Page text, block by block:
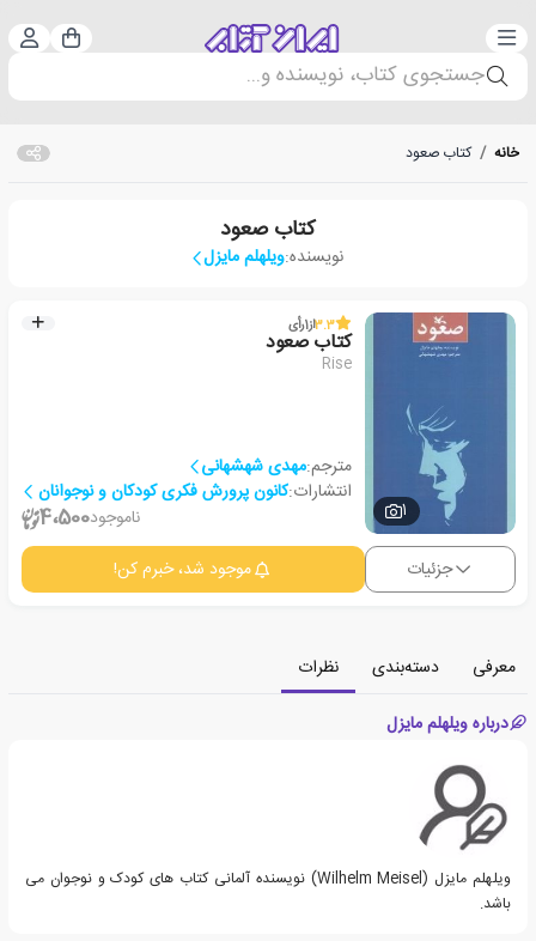
دسته‌بندی سبد
جستجوی کتاب، نویسنده و...
خانه / کتاب صعود
کتاب صعود
نویسنده:ویلهلم مایزل
1
3.3از1رأی
کتاب صعود
Rise
مترجم:مهدی شهشهانی
انتشارات:کانون پرورش فکری کودکان و نوجوانان
ناموجود4،500
جزئیات موجود شد، خبرم کن!
معرفی دسته‌بندی
نظرات
درباره ویلهلم مایزل
ویلهلم مایزل (Wilhelm Meisel) نویسنده آلمانی کتاب های کودک و نوجوان می
باشد.